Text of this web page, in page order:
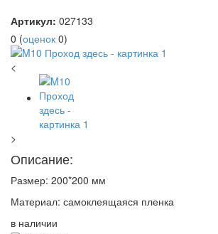
Артикул: 027133
0 (оценок 0)
<
>
Описание:
Размер: 200*200 мм
Материал: самоклеящаяся пленка
в наличии